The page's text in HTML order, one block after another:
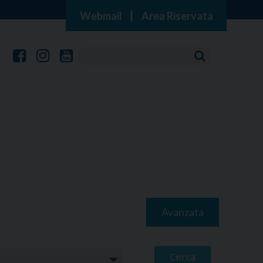
Webmail Area Riservata
Avanzata